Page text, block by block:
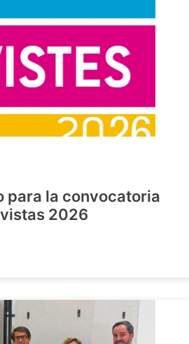
para la convocatoria
2026